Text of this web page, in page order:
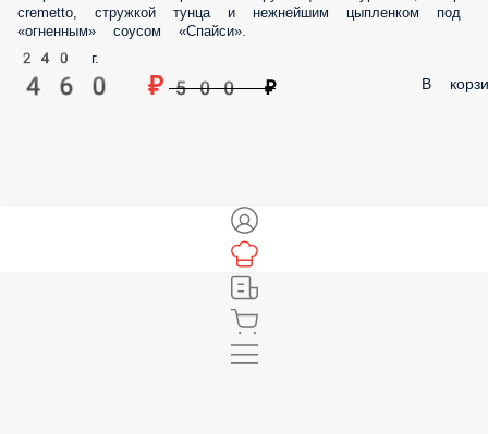
cremetto, стружкой тунца и нежнейшим цыпленком под
«огненным» соусом «Спайси».
240 г.
460 ₽ 500 ₽ В